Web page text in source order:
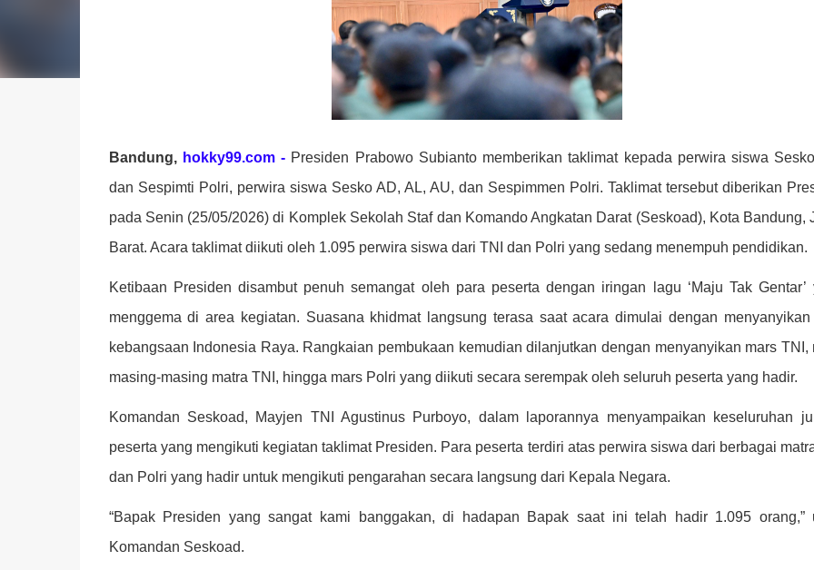
Bandung, hokky99.com - Presiden Prabowo Subianto memberikan taklimat kepada perwira siswa Sesko
dan Sespimti Polri, perwira siswa Sesko AD, AL, AU, dan Sespimmen Polri. Taklimat tersebut diberikan
pada Senin (25/05/2026) di Komplek Sekolah Staf dan Komando Angkatan Darat (Seskoad), Kota Bandung,
Barat. Acara taklimat diikuti oleh 1.095 perwira siswa dari TNI dan Polri yang sedang menempuh pendidikan.
Ketibaan Presiden disambut penuh semangat oleh para peserta dengan iringan lagu ‘Maju Tak Gentar’
menggema di area kegiatan. Suasana khidmat langsung terasa saat acara dimulai dengan menyanyikan
kebangsaan Indonesia Raya. Rangkaian pembukaan kemudian dilanjutkan dengan menyanyikan mars TNI,
masing-masing matra TNI, hingga mars Polri yang diikuti secara serempak oleh seluruh peserta yang hadir.
Komandan Seskoad, Mayjen TNI Agustinus Purboyo, dalam laporannya menyampaikan keseluruhan
peserta yang mengikuti kegiatan taklimat Presiden. Para peserta terdiri atas perwira siswa dari berbagai
dan Polri yang hadir untuk mengikuti pengarahan secara langsung dari Kepala Negara.
“Bapak Presiden yang sangat kami banggakan, di hadapan Bapak saat ini telah hadir 1.095 orang,”
Komandan Seskoad.